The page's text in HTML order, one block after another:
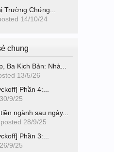
Trường Chứng...
14/10/24
chung
Ba Kịch Bản: Nhà...
13/5/26
Phần 4:...
30/9/25
ngành sau ngày...
posted 28/9/25
Phần 3:...
26/9/25